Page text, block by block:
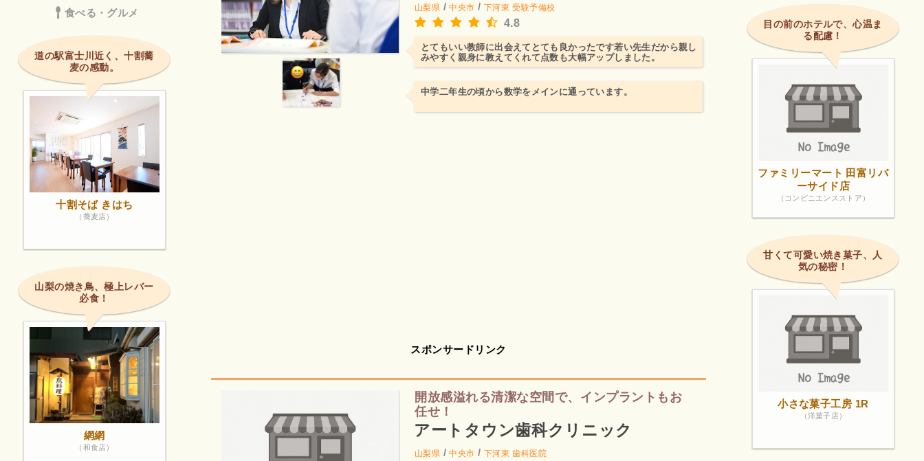
山梨県 /中央市 / 下河東 受験予備校
4.8
とてもいい教師に出会えてとても良かったです若い先生だから親し
みやすく親身に教えてくれて点数も大幅アップしました。
中学二年生の頃から数学をメインに通っています。
スポンサードリンク
開放感溢れる清潔な空間で、インプラントもお
任せ！
アートタウン歯科クリニック
山梨県 /中央市 / 下河東 歯科医院
食べる・グルメ
道の駅富士川近く、十割蕎
麦の感動。
十割そば きはち
（蕎麦店）
山梨の焼き鳥、極上レバー
必食！
網網
（和食店）
目の前のホテルで、心温ま
る配慮！
ファミリーマート 田富リバ
ーサイド店
（コンビニエンスストア）
甘くて可愛い焼き菓子、人
気の秘密！
小さな菓子工房 1R
（洋菓子店）